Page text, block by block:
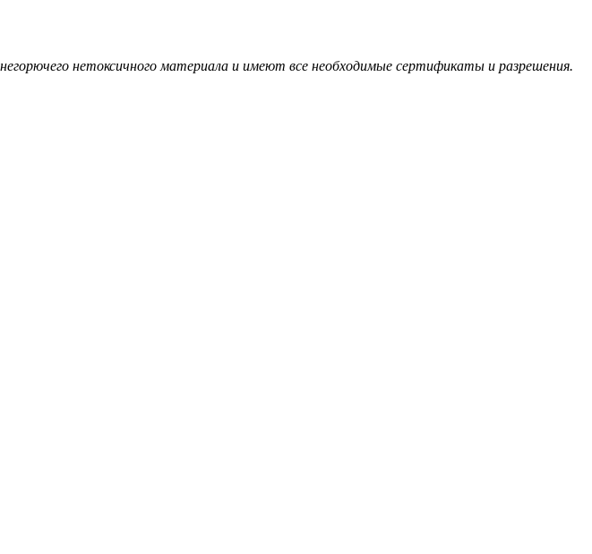
нетоксичного материала и имеют все необходимые сертификаты и разрешения.